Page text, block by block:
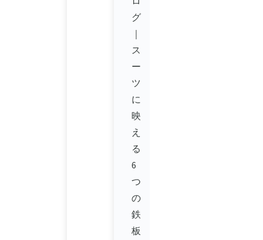
グ
｜
ス
ー
ツ
に
映
え
る
6
つ
の
鉄
板